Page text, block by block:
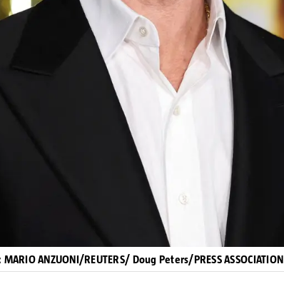
ANZUONI/REUTERS/ Doug Peters/PRESS ASSOCIATION